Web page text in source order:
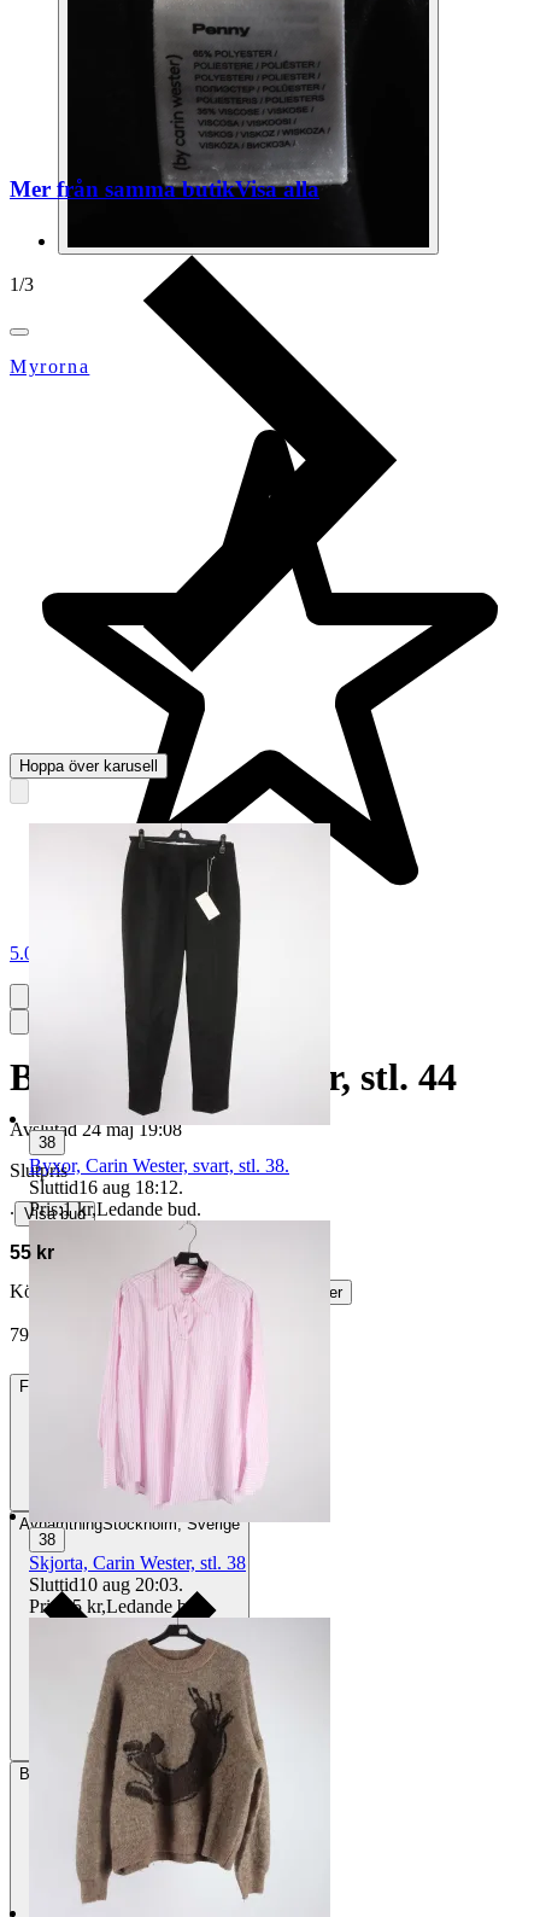
1/3
Myrorna
5.0
Byxor, Carin Wester, stl. 44
Avslutad 24 maj 19:08
Slutpris
∙ Visa bud
55 kr
Köparskydd är valfritt hos företag.
Läs mer
79ragnhild vann auktionen
Frakt
AvhämtningStockholm, Sverige
BetalningVia Tradera
Mer från samma butikVisa alla
Hoppa över karusell
38
Byxor, Carin Wester, svart, stl. 38.
Sluttid16 aug 18:12.
Pris:1 kr,Ledande bud.
38
Skjorta, Carin Wester, stl. 38
Sluttid10 aug 20:03.
Pris:
25 kr,Ledande bud.